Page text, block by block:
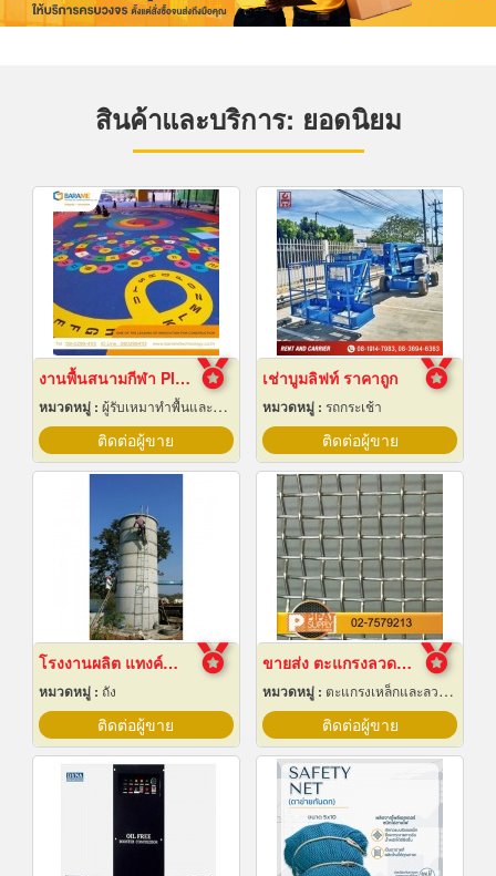
สินค้าและบริการ: ยอดนิยม
งานพื้นสนามกีฬา Play Ground EPDM สนามเด็กเล่น
หมวดหมู่ : ผู้รับเหมาทำพื้นและทางเดิน
ติดต่อผู้ขาย
เช่าบูมลิฟท์ ราคาถูก
หมวดหมู่ : รถกระเช้า
ติดต่อผู้ขาย
โรงงานผลิต แทงค์น้ำคอนกรีตสำเร็จรูป
หมวดหมู่ : ถัง
ติดต่อผู้ขาย
ขายส่ง ตะแกรงลวดสานสแตนเลส
หมวดหมู่ : ตะแกรงเหล็กและลวดตาข่าย
ติดต่อผู้ขาย